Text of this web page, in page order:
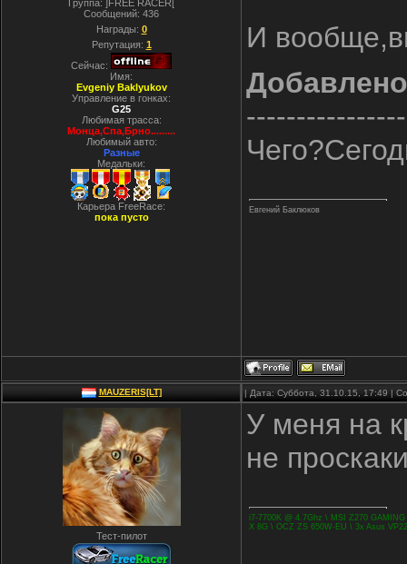
Группа: ]FREE RACER[
Сообщений: 436
Награды: 0
Репутация: 1
Сейчас:
Имя:
Evgeniy Baklyukov
Управление в гонках:
G25
Любимая трасса:
Монца,Спа,Брно.........
Любимый авто:
Разные
Медальки:
Карьера FreeRace:
пока пусто
И
Добавлено
Евгений Баклюков
MAUZERIS[LT] | Дата: Суббота, 31.10.15, 17:49 |
Тест-пилот
У меня на
не
i7-7700K @ 4.7Ghz \ MSI Z270
X 8G \ OCZ ZS 650W-EU \ 3x Asus